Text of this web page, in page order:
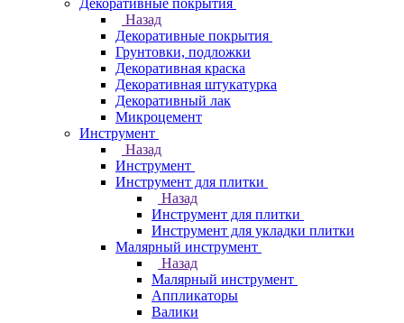
Декоративные покрытия
Назад
Декоративные покрытия
Грунтовки, подложки
Декоративная краска
Декоративная штукатурка
Декоративный лак
Микроцемент
Инструмент
Назад
Инструмент
Инструмент для плитки
Назад
Инструмент для плитки
Инструмент для укладки плитки
Малярный инструмент
Назад
Малярный инструмент
Аппликаторы
Валики